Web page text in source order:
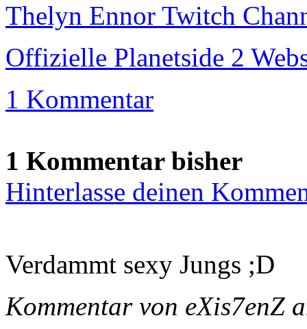
Thelyn Ennor Twitch
Offizielle Planetside 2
1 Kommentar
1 Kommentar bisher
Hinterlasse deinen
Verdammt sexy Jungs ;D
Kommentar von eXis7enZ